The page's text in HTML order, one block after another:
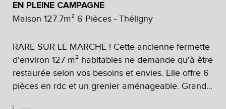
EN PLEINE CAMPAGNE
Maison 127.7m² 6 Pièces - Théligny
RARE SUR LE MARCHE ! Cette ancienne fermette
d'environ 127 m² habitables ne demande qu'à être
restaurée selon vos besoins et envies. Elle offre 6
pièces en rdc et un grenier aménageable. Grand...